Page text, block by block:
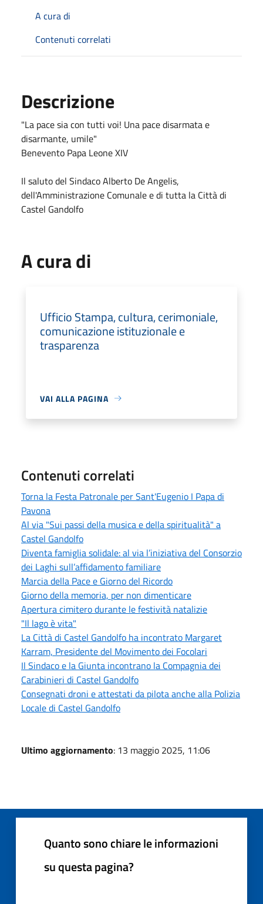
A cura di
Contenuti correlati
Descrizione
"La pace sia con tutti voi! Una pace disarmata e
disarmante, umile"
Benevento Papa Leone XIV
Il saluto del Sindaco Alberto De Angelis,
dell'Amministrazione Comunale e di tutta la Città di
Castel Gandolfo
A cura di
Ufficio Stampa, cultura, cerimoniale,
comunicazione istituzionale e
trasparenza
VAI ALLA PAGINA
Contenuti correlati
Torna la Festa Patronale per Sant'Eugenio I Papa di
Pavona
Al via "Sui passi della musica e della spiritualità" a
Castel Gandolfo
Diventa famiglia solidale: al via l’iniziativa del Consorzio
dei Laghi sull’affidamento familiare
Marcia della Pace e Giorno del Ricordo
Giorno della memoria, per non dimenticare
Apertura cimitero durante le festività natalizie
"Il lago è vita"
La Città di Castel Gandolfo ha incontrato Margaret
Karram, Presidente del Movimento dei Focolari
Il Sindaco e la Giunta incontrano la Compagnia dei
Carabinieri di Castel Gandolfo
Consegnati droni e attestati da pilota anche alla Polizia
Locale di Castel Gandolfo
Ultimo aggiornamento: 13 maggio 2025, 11:06
Quanto sono chiare le informazioni
su questa pagina?